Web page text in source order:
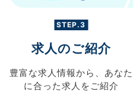
STEP.3
求人のご紹介
豊富な求人情報から、 あなた
に合った求人を ご紹介